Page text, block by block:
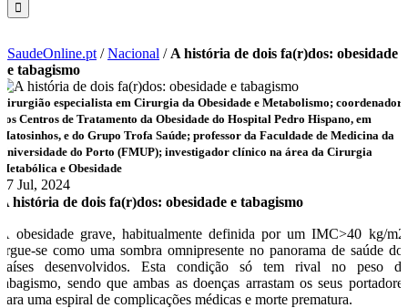
SaudeOnline.pt /Nacional / A história de dois fa(r)dos: obesidade
e tabagismo
Cirurgião especialista em Cirurgia da Obesidade e Metabolismo; coordenador
dos Centros de Tratamento da Obesidade do Hospital Pedro Hispano, em
Matosinhos, e do Grupo Trofa Saúde; professor da Faculdade de Medicina da
Universidade do Porto (FMUP); investigador clínico na área da Cirurgia
Metabólica e Obesidade
17 Jul, 2024
A história de dois fa(r)dos: obesidade e tabagismo
A obesidade grave, habitualmente definida por um IMC>40 kg/m2,
ergue-se como uma sombra omnipresente no panorama de saúde dos
países desenvolvidos. Esta condição só tem rival no peso do
tabagismo, sendo que ambas as doenças arrastam os seus portadores
para uma espiral de complicações médicas e morte prematura.